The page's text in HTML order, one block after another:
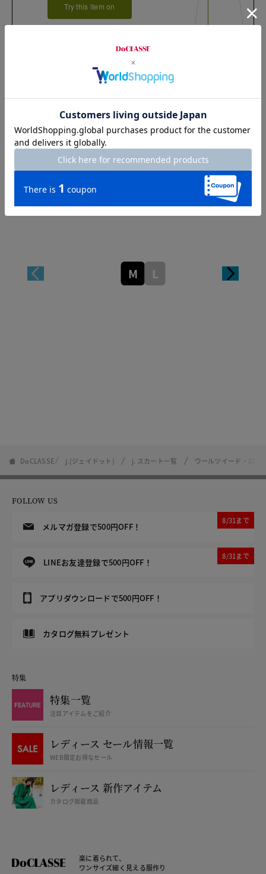
Try this item on
103cm
Waist 68cm
M L
DoCLASSE j.(ジェイドット) j. スカート一覧 ウールツイード・ロン
FOLLOW US
メルマガ登録で500円OFF！
8/31まで
LINEお友達登録で500円OFF！
8/31まで
アプリダウンロードで500円OFF！
カタログ無料プレゼント
特集
特集一覧
注目アイテムをご紹介
レディース セール情報一覧
WEB限定お得なセール
レディース 新作アイテム
カタログ掲載商品
楽に着られて、
ワンサイズ細く見える服作り